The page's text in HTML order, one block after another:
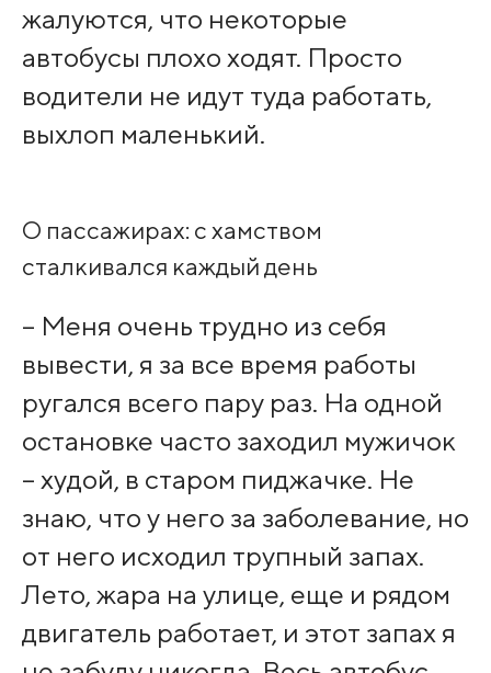
жалуются, что некоторые
автобусы плохо ходят. Просто
водители не идут туда работать,
выхлоп маленький.
О пассажирах: с хамством
сталкивался каждый день
– Меня очень трудно из себя
вывести, я за все время работы
ругался всего пару раз. На одной
остановке часто заходил мужичок
– худой, в старом пиджачке. Не
знаю, что у него за заболевание, но
от него исходил трупный запах.
Лето, жара на улице, еще и рядом
двигатель работает, и этот запах я